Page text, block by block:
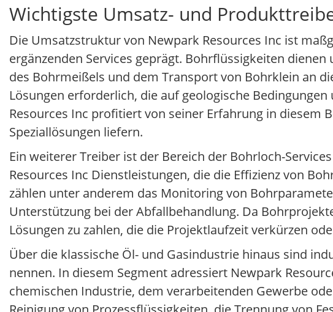
Wichtigste Umsatz- und
Die Umsatzstruktur von Newpark Resources Inc ist
ergänzenden Services geprägt. Bohrflüssigkeiten
des Bohrmeißels und dem Transport von Bohrklein an
Lösungen erforderlich, die auf geologische
Resources Inc profitiert von seiner Erfahrung in diesem
Speziallösungen liefern.
Ein weiterer Treiber ist der Bereich der Bohrloch-
Resources Inc Dienstleistungen, die die Effizienz von
zählen unter anderem das Monitoring von
Unterstützung bei der Abfallbehandlung. Da
Lösungen zu zahlen, die die Projektlaufzeit verkürzen
Über die klassische Öl- und Gasindustrie hinaus sind
nennen. In diesem Segment adressiert Newpark
chemischen Industrie, dem verarbeitenden Gewerbe